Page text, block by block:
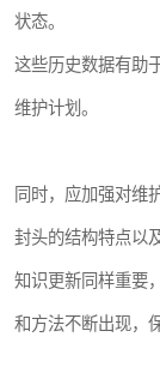
状态。
这些历史数据有助
维护计划。
同时，应加强对维
封头的结构特点以
知识更新同样重要
和方法不断出现，